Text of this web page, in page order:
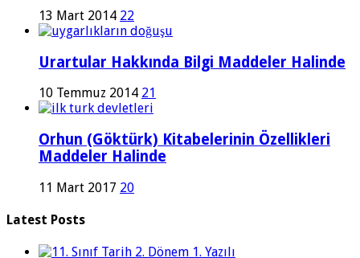
13 Mart 2014 22
Urartular Hakkında Bilgi Maddeler Halinde
10 Temmuz 2014 21
Orhun (Göktürk) Kitabelerinin Özellikleri
Maddeler Halinde
11 Mart 2017 20
Latest Posts